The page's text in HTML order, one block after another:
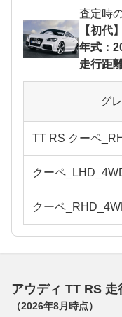
査定時
【初代】
年式：
走行距
グ
TT RS クーペ
クーペ
クーペ
アウディ TT RS
（2026年8月 時点）